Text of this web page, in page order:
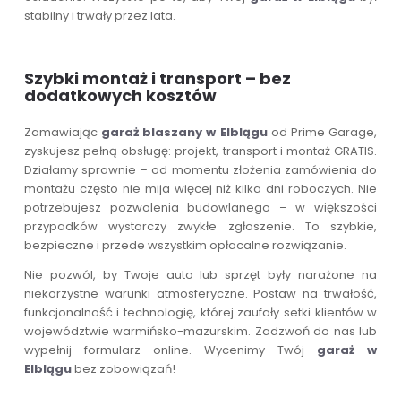
stabilny i trwały przez lata.
Szybki montaż i transport – bez
dodatkowych kosztów
Zamawiając garaż blaszany w Elbląguod Prime Garage,
zyskujesz pełną obsługę: projekt, transport i montaż GRATIS.
Działamy sprawnie – od momentu złożenia zamówienia do
montażu często nie mija więcej niż kilka dni roboczych. Nie
potrzebujesz pozwolenia budowlanego – w większości
przypadków wystarczy zwykłe zgłoszenie. To szybkie,
bezpieczne i przede wszystkim opłacalne rozwiązanie.
Nie pozwól, by Twoje auto lub sprzęt były narażone na
niekorzystne warunki atmosferyczne. Postaw na trwałość,
funkcjonalność i technologię, której zaufały setki klientów w
województwie warmińsko-mazurskim. Zadzwoń do nas lub
wypełnij formularz online. Wycenimy Twój garaż w
Elblągubez zobowiązań!